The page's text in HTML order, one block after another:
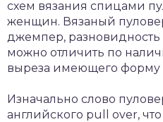
схем вязания спицами
женщин. Вязаный
джемпер, разновидность
можно отличить по
выреза имеющего форму
Изначально слово
английского pull over,